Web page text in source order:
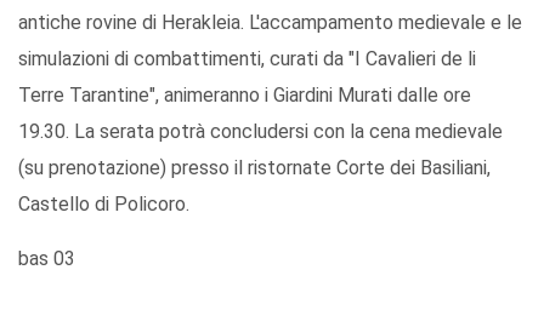
antiche rovine di Herakleia. L'accampamento medievale e le
simulazioni di combattimenti, curati da "I Cavalieri de li
Terre Tarantine", animeranno i Giardini Murati dalle ore
19.30. La serata potrà concludersi con la cena medievale
(su prenotazione) presso il ristornate Corte dei Basiliani,
Castello di Policoro.
bas 03